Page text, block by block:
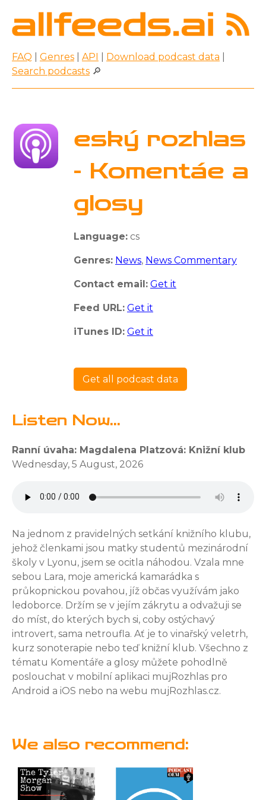
FAQ Genres API Download podcast data
Search podcasts 🔎
eský rozhlas
- Komentáe a
glosy
Language: cs
Genres: News, News Commentary
Contact email: Get it
Feed URL: Get it
iTunes ID: Get it
Get all podcast data
Listen Now...
Ranní úvaha: Magdalena Platzová: Knižní klub
Wednesday, 5 August, 2026
Na jednom z pravidelných setkání knižního klubu,
jehož členkami jsou matky studentů mezinárodní
školy v Lyonu, jsem se ocitla náhodou. Vzala mne
sebou Lara, moje americká kamarádka s
průkopnickou povahou, jíž občas využívám jako
ledoborce. Držím se v jejím zákrytu a odvažuji se
do míst, do kterých bych si, coby ostýchavý
introvert, sama netroufla. Ať je to vinařský veletrh,
kurz sonoterapie nebo teď knižní klub. Všechno z
tématu Komentáře a glosy můžete pohodlně
poslouchat v mobilní aplikaci mujRozhlas pro
Android a iOS nebo na webu mujRozhlas.cz.
We also recommend: